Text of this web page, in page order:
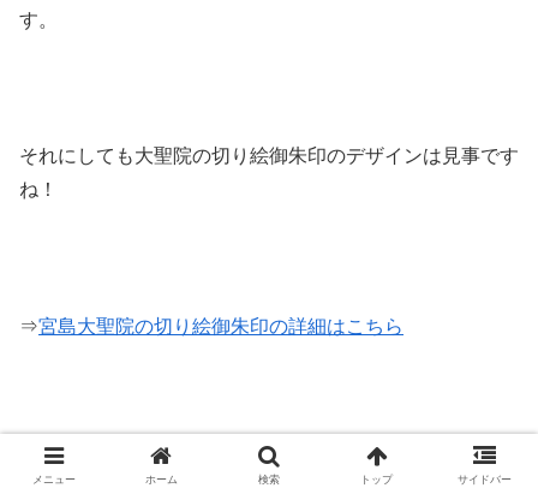
す。
それにしても大聖院の切り絵御朱印のデザインは見事です
ね！
⇒宮島大聖院の切り絵御朱印の詳細はこちら
宮島大聖院の行き方
メニュー ホーム 検索 トップ サイドバー